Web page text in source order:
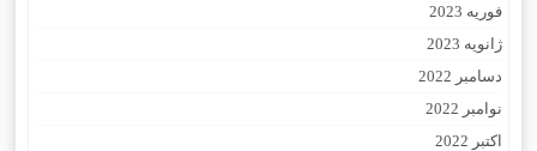
فوریه 2023
ژانویه 2023
دسامبر 2022
نوامبر 2022
اکتبر 2022